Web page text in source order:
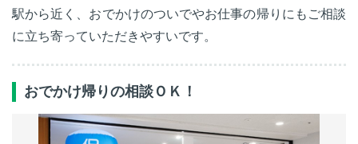
駅から近く、おでかけのついでやお仕事の帰りにもご相談
に立ち寄っていただきやすいです。
おでかけ帰りの相談ＯＫ！